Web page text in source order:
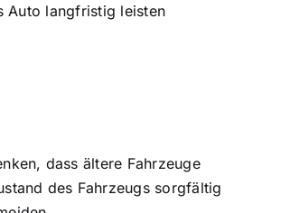
Auto langfristig leisten
dass ältere Fahrzeuge
des Fahrzeugs sorgfältig